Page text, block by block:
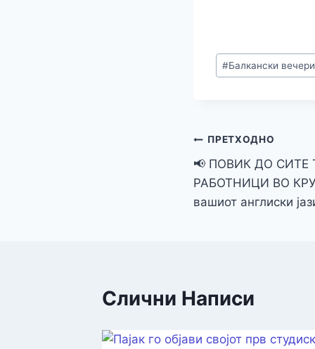
#Балкански вечери
ПРЕТХОДНО
📢 ПОВИК ДО СИТЕ
РАБОТНИЦИ ВО
вашиот англиски
Слични Написи